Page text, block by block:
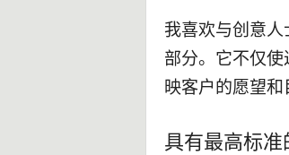
我喜欢与创意
部分。它不仅
映客户的愿望和
具有最高标